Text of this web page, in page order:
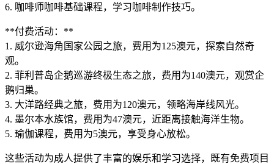
6. 咖啡师咖啡基础课程，学习咖啡制作技巧。
**付费活动：**
1. 威尔逊海角国家公园之旅，费用为125澳元，探索自然奇
观。
2. 菲利普岛企鹅巡游终极生态之旅，费用为140澳元，观赏企
鹅归巢。
3. 大洋路经典之旅，费用为120澳元，领略海岸线风光。
4. 墨尔本水族馆，费用为47澳元，近距离接触海洋生物。
5. 瑜伽课程，费用为5澳元，享受身心放松。
这些活动为成人提供了丰富的娱乐和学习选择，既有免费项目